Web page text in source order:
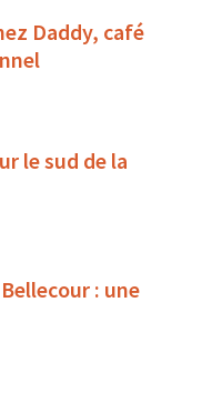
Daddy, café
le sud de la
: une